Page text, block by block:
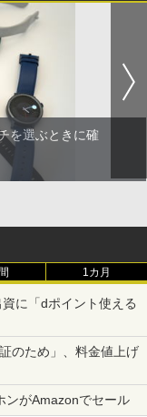
を選ぶときに確
1カ月
に「dポイント使える
のため」、料金値上げ
ンがAmazonでセール